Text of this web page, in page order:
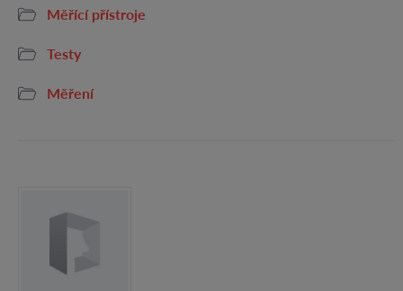
Měřící přístroje
Testy
Měření